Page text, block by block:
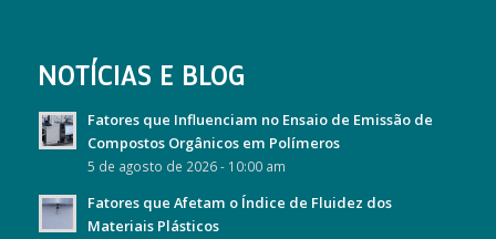
NOTÍCIAS E BLOG
Fatores que Influenciam no Ensaio de Emissão de
Compostos Orgânicos em Polímeros
5 de agosto de 2026 - 10:00 am
Fatores que Afetam o Índice de Fluidez dos
Materiais Plásticos